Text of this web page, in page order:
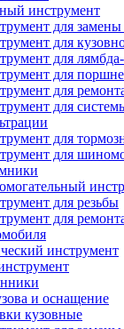
инструмент
для замены
для
для
для
для
для
для
для
для резьбы
для
инструмент
и оснащение
кузовные